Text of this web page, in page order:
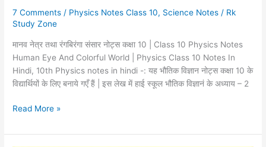
7 Comments / Physics Notes Class 10, Science Notes / Rk
Study Zone
मानव नेत्र तथा रंगबिरंगा संसार नोट्स कक्षा 10 | Class 10 Physics Notes
Human Eye And Colorful World | Physics Class 10 Notes In
Hindi, 10th Physics notes in hindi -: यह भौतिक विज्ञान नोट्स कक्षा 10 के
विद्यार्थियों के लिए बनाये गएँ हैं | इस लेख में हाई स्कूल भौतिक विज्ञानं के अध्याय – 2
|
Class
10
Notes
In
Read More »